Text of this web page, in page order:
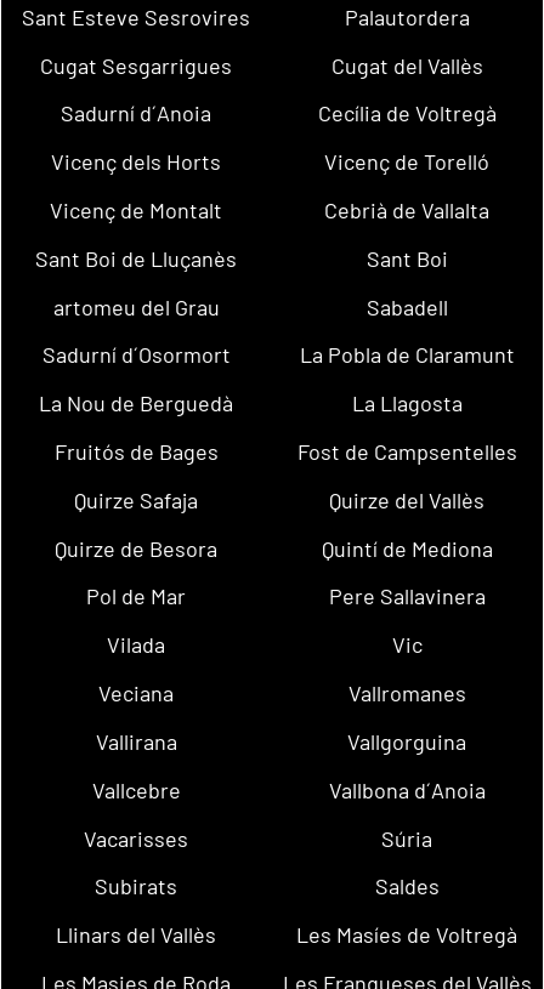
Sant Esteve Sesrovires
Palautordera
Cugat Sesgarrigues
Cugat del Vallès
Sadurní d´Anoia
Cecília de Voltregà
Vicenç dels Horts
Vicenç de Torelló
Vicenç de Montalt
Cebrià de Vallalta
Sant Boi de Lluçanès
Sant Boi
artomeu del Grau
Sabadell
Sadurní d´Osormort
La Pobla de Claramunt
La Nou de Berguedà
La Llagosta
Fruitós de Bages
Fost de Campsentelles
Quirze Safaja
Quirze del Vallès
Quirze de Besora
Quintí de Mediona
Pol de Mar
Pere Sallavinera
Vilada
Vic
Veciana
Vallromanes
Vallirana
Vallgorguina
Vallcebre
Vallbona d´Anoia
Vacarisses
Súria
Subirats
Saldes
Llinars del Vallès
Les Masíes de Voltregà
Les Masies de Roda
Les Franqueses del Vallès